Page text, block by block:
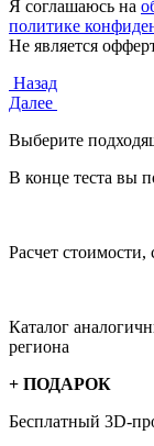
Я соглашаюсь на
политике
Не является
Назад
Далее
Выберите
В конце теста вы
Расчет стоимости,
Каталог
региона
+ ПОДАРОК
Бесплатный 3D-